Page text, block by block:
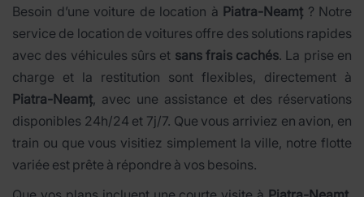
Besoin d’une voiture de location à Piatra-Neamț ? Notre
service de location de voitures offre des solutions rapides
avec des véhicules sûrs et sans frais cachés. La prise en
charge et la restitution sont flexibles, directement à
Piatra-Neamț, avec une assistance et des réservations
disponibles 24h/24 et 7j/7. Que vous arriviez en avion, en
train ou que vous visitiez simplement la ville, notre flotte
variée est prête à répondre à vos besoins.